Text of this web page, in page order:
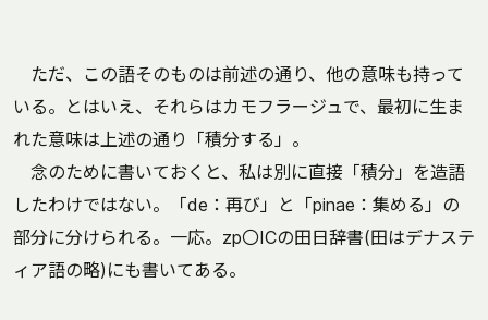
ただ、この語そのものは前述の通り、他の意味も持って
いる。とはいえ、それらはカモフラージュで、最初に生ま
れた意味は上述の通り「積分する」。
念のために書いておくと、私は別に直接「積分」を造語
したわけではない。「de：再び」と「pinae：集める」の
部分に分けられる。一応。zp〇ICの田日辞書(田はデナステ
ィア語の略)にも書いてある。